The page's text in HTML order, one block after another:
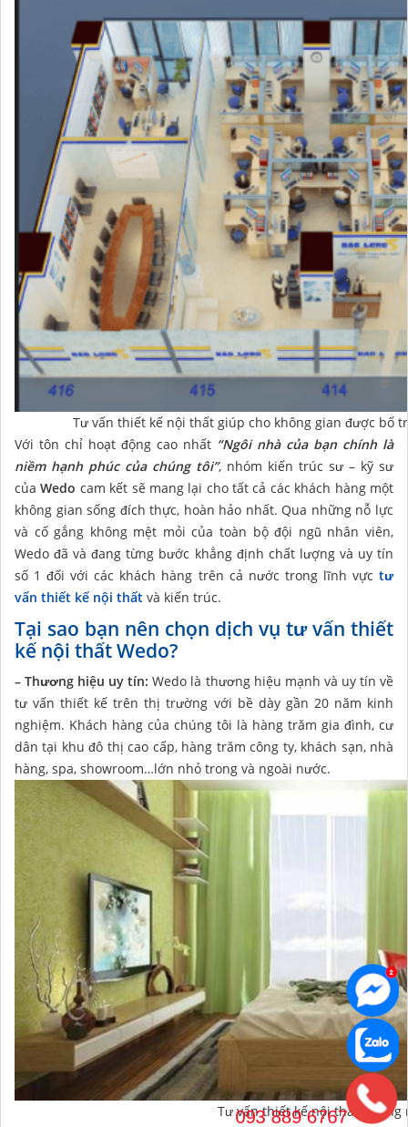
Tư vấn thiết kế nội thất giúp cho không gian được bố
Với tôn chỉ hoạt động cao nhất “Ngôi nhà của bạn chính là
niềm hạnh phúc của chúng tôi”, nhóm kiến trúc sư – kỹ sư
củaWedo cam kết sẽ mang lại cho tất cả các khách hàng một
không gian sống đích thực, hoàn hảo nhất. Qua những nỗ lực
và cố gắng không mệt mỏi của toàn bộ đội ngũ nhân viên,
Wedo đã và đang từng bước khẳng định chất lượng và uy tín
số 1 đối với các khách hàng trên cả nước trong lĩnh vực tư
vấn thiết kế nội thất và kiến trúc.
Tại sao bạn nên chọn dịch vụ tư vấn thiết
kế nội thất Wedo?
– Thương hiệu uy tín: Wedo là thương hiệu mạnh và uy tín về
tư vấn thiết kế trên thị trường với bề dày gần 20 năm kinh
nghiệm. Khách hàng của chúng tôi là hàng trăm gia đình, cư
dân tại khu đô thị cao cấp, hàng trăm công ty, khách sạn, nhà
hàng, spa, showroom…lớn nhỏ trong và ngoài nước.
Tư vấn thiết kế nội thất phòng